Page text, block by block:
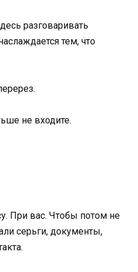
разговаривать
тем, что
не входите.
При вас. Чтобы потом не
серьги, документы,